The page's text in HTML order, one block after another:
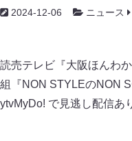
2024-12-06 ニュース
読売テレビ『大阪ほんわ
組『NON STYLEのNON
ytvMyDo! で見逃し配信あ